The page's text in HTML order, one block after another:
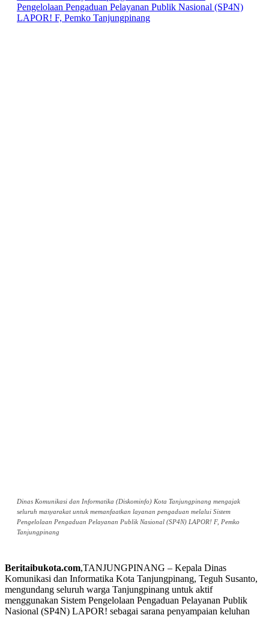
Dinas Komunikasi dan Informatika (Diskominfo) Kota Tanjungpinang mengajak
seluruh masyarakat untuk memanfaatkan layanan pengaduan melalui Sistem
Pengelolaan Pengaduan Pelayanan Publik Nasional (SP4N) LAPOR! F, Pemko
Tanjungpinang
Beritaibukota.com,TANJUNGPINANG – Kepala Dinas
Komunikasi dan Informatika Kota Tanjungpinang, Teguh Susanto,
mengundang seluruh warga Tanjungpinang untuk aktif
menggunakan Sistem Pengelolaan Pengaduan Pelayanan Publik
Nasional (SP4N) LAPOR! sebagai sarana penyampaian keluhan